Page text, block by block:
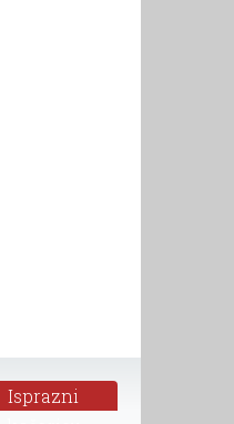
Isprazni